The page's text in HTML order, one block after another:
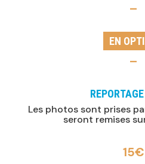
–
EN
–
Les photos sont prises
seront remises
15€